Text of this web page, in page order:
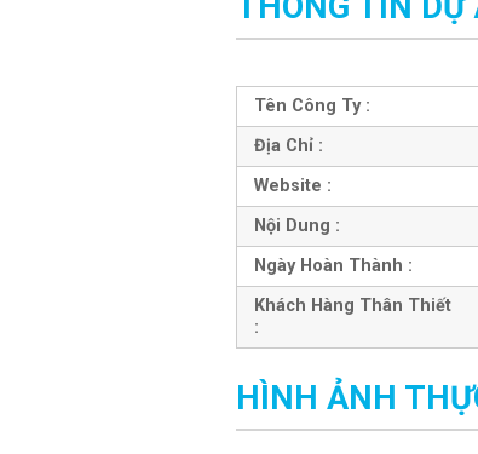
Tên Công Ty :
Địa Chỉ :
Website :
Nội Dung :
Ngày Hoàn Thành :
Khách Hàng Thân Thiết
:
HÌNH ẢNH